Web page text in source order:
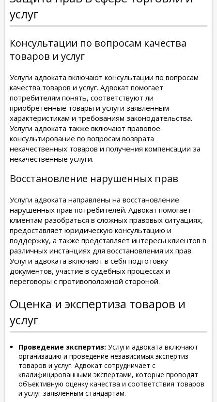
услуг
Консультации по вопросам качества
товаров и услуг
Услуги адвоката включают консультации по вопросам
качества товаров и услуг. Адвокат помогает
потребителям понять, соответствуют ли
приобретенные товары и услуги заявленным
характеристикам и требованиям законодательства.
Услуги адвоката также включают правовое
консультирование по вопросам возврата
некачественных товаров и получения компенсации за
некачественные услуги.
Восстановление нарушенных прав
Услуги адвоката направлены на восстановление
нарушенных прав потребителей. Адвокат помогает
клиентам разобраться в сложных правовых ситуациях,
предоставляет юридическую консультацию и
поддержку, а также представляет интересы клиентов в
различных инстанциях для восстановления их прав.
Услуги адвоката включают в себя подготовку
документов, участие в судебных процессах и
переговоры с противоположной стороной.
Оценка и экспертиза товаров и
услуг
Проведение экспертиз: Услуги адвоката включают
организацию и проведение независимых экспертиз
товаров и услуг. Адвокат сотрудничает с
квалифицированными экспертами, которые проводят
объективную оценку качества и соответствия товаров
и услуг заявленным стандартам.